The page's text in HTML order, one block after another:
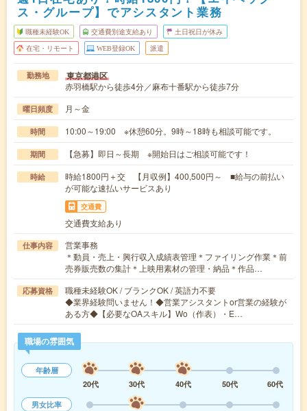
ス・グループ】でアシスタント業務
職種未経験OK 交通費別途支給あり 土日祝日が休み
在宅・リモート WEB登録OK 派遣
勤務地 東京都港区
赤羽橋駅から徒歩4分／麻布十番駅から徒歩7分
曜日頻度 月～金
時間 10:00～19:00 ※休憩60分。9時～18時も相談可能です。
期間 【急募】即日～長期 ※開始日はご相談可能です！
時給
時給1800円＋交 【月収例】400,500円～ ■給与の前払い
が可能な速払いサービスあり
交通費
交通費支給あり
仕事内容
営業事務
＊動員・売上・興行収入成績表管理＊ファイリング作業＊前
売券販売数の集計＊上映用素材の管理・納品＊作品…
応募資格
職種未経験OK / ブランクOK / 英語力不要
◆業界経験問いません！◆営業アシスタントor営業の経験が
ある方◆【必要なOAスキル】Wo（作表）・E…
職場の雰囲気
年齢層
20代
30代 40代 50代
60代
男女比率